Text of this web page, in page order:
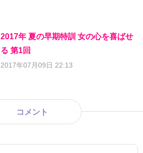
2017年 夏の早期特訓 女の心を喜ばせ
る 第1回
2017年07月09日 22:13
コメント